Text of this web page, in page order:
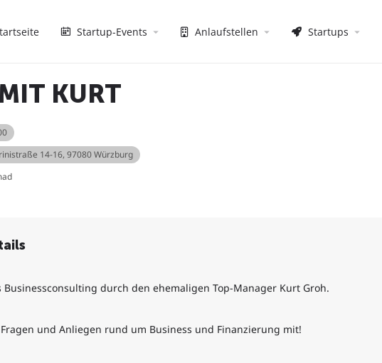
Startup-Events Anlaufstellen Startups
KURT
14-16, 97080 Würzburg
Businessconsulting durch den ehemaligen Top-Manager Kurt Groh.
und Anliegen rund um Business und Finanzierung mit!